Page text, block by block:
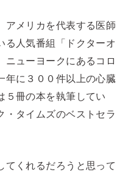
アメリカを代表する医師
る人気番組「ドクターオ
ニューヨークにあるコロ
年に３００件以上の心臓
５冊の本を執筆してい
・タイムズのベストセラ
てくれるだろうと思って